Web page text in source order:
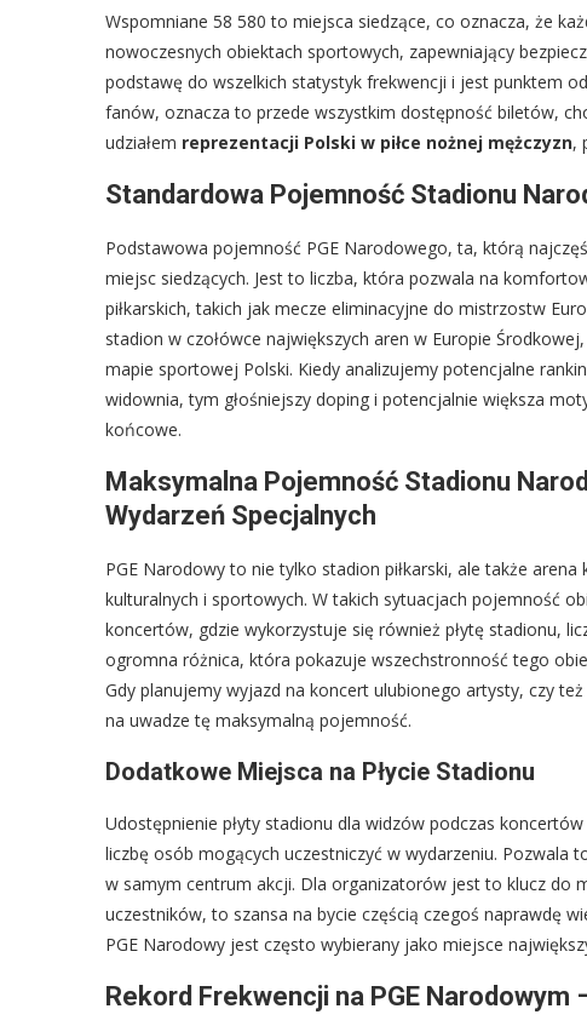
Wspomniane 58 580 to miejsca siedzące, co oznacza, że
nowoczesnych obiektach sportowych, zapewniający
podstawę do wszelkich statystyk frekwencji i jest punktem
fanów, oznacza to przede wszystkim dostępność biletów,
udziałem reprezentacji Polski w piłce nożnej mężczyzn,
Standardowa Pojemność Stadionu
Podstawowa pojemność PGE Narodowego, ta, którą
miejsc siedzących. Jest to liczba, która pozwala na
piłkarskich, takich jak mecze eliminacyjne do mistrzostw
stadion w czołówce największych aren w Europie
mapie sportowej Polski. Kiedy analizujemy potencjalne
widownia, tym głośniejszy doping i potencjalnie większa
końcowe.
Maksymalna Pojemność Stadionu
Wydarzeń Specjalnych
PGE Narodowy to nie tylko stadion piłkarski, ale także
kulturalnych i sportowych. W takich sytuacjach pojemność
koncertów, gdzie wykorzystuje się również płytę stadionu,
ogromna różnica, która pokazuje wszechstronność tego
Gdy planujemy wyjazd na koncert ulubionego artysty, czy
na uwadze tę maksymalną pojemność.
Dodatkowe Miejsca na Płycie Stadionu
Udostępnienie płyty stadionu dla widzów podczas
liczbę osób mogących uczestniczyć w wydarzeniu.
w samym centrum akcji. Dla organizatorów jest to klucz do
uczestników, to szansa na bycie częścią czegoś naprawdę
PGE Narodowy jest często wybierany jako miejsce
Rekord Frekwencji na PGE Narodowym